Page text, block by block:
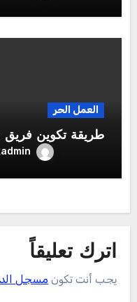
العمل الحر
طريقة تكوين
اترك تعليقاً
يجب أنت تكون مسجل